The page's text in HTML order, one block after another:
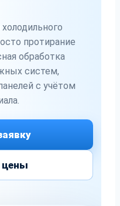
протирание
обработка
систем,
с учётом
цены